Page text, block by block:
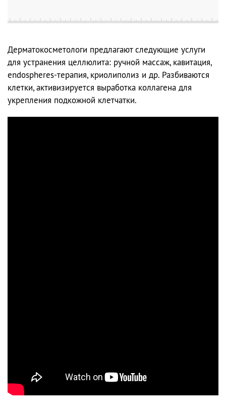
Дерматокосметологи предлагают следующие услуги
для устранения целлюлита: ручной массаж, кавитация,
endospheres-терапия, криолиполиз и др. Разбиваются
клетки, активизируется выработка коллагена для
укрепления подкожной клетчатки.